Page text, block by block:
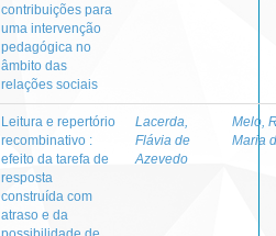
contribuições para
uma intervenção
pedagógica no
âmbito das
relações sociais
Leitura e repertório
recombinativo :
efeito da tarefa de
resposta
construída com
atraso e da
Lacerda,
Flávia de
Azevedo
Melo,
Maria